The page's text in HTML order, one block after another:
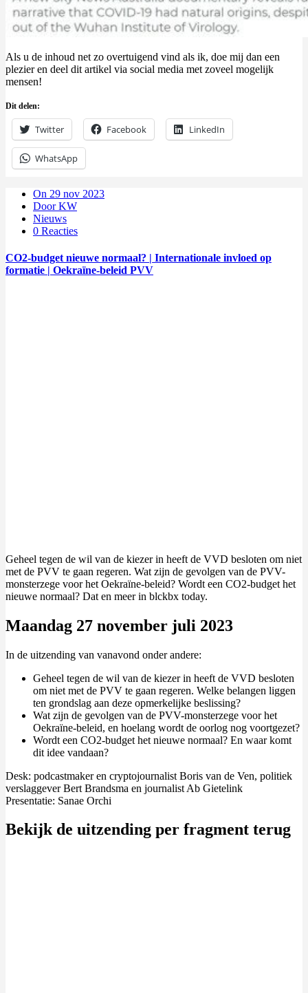
Als u de inhoud net zo overtuigend vind als ik, doe mij dan een
plezier en deel dit artikel via social media met zoveel mogelijk
mensen!
Dit delen:
Twitter Facebook LinkedIn
WhatsApp
On 29 nov 2023
Door KW
Nieuws
0 Reacties
CO2-budget nieuwe normaal? | Internationale invloed op
formatie | Oekraïne-beleid PVV
Geheel tegen de wil van de kiezer in heeft de VVD besloten om niet
met de PVV te gaan regeren. Wat zijn de gevolgen van de PVV-
monsterzege voor het Oekraïne-beleid? Wordt een CO2-budget het
nieuwe normaal? Dat en meer in blckbx today.
Maandag 27 november juli 2023
In de uitzending van vanavond onder andere:
Geheel tegen de wil van de kiezer in heeft de VVD besloten
om niet met de PVV te gaan regeren. Welke belangen liggen
ten grondslag aan deze opmerkelijke beslissing?
Wat zijn de gevolgen van de PVV-monsterzege voor het
Oekraïne-beleid, en hoelang wordt de oorlog nog voortgezet?
Wordt een CO2-budget het nieuwe normaal? En waar komt
dit idee vandaan?
Desk: podcastmaker en cryptojournalist Boris van de Ven, politiek
verslaggever Bert Brandsma en journalist Ab Gietelink
Presentatie: Sanae Orchi
Bekijk de uitzending per fragment terug